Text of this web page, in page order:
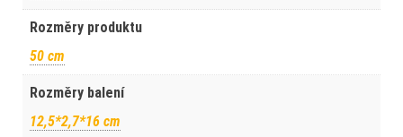
Rozměry produktu
50 cm
Rozměry balení
12,5*2,7*16 cm